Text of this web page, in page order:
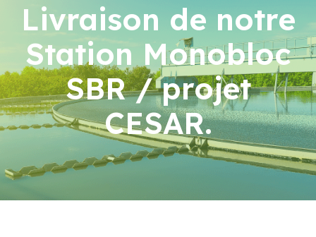
Livraison de notre
Station Monobloc
SBR / projet
CESAR.